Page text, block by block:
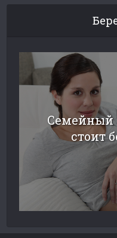
Семейный
стоит